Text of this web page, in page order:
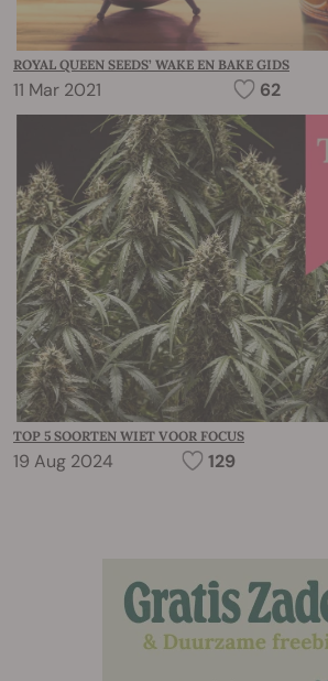
ROYAL QUEEN SEEDS’ WAKE EN BAKE GIDS
11 Mar 2021 62
TOP 5 SOORTEN WIET VOOR FOCUS
19 Aug 2024 129